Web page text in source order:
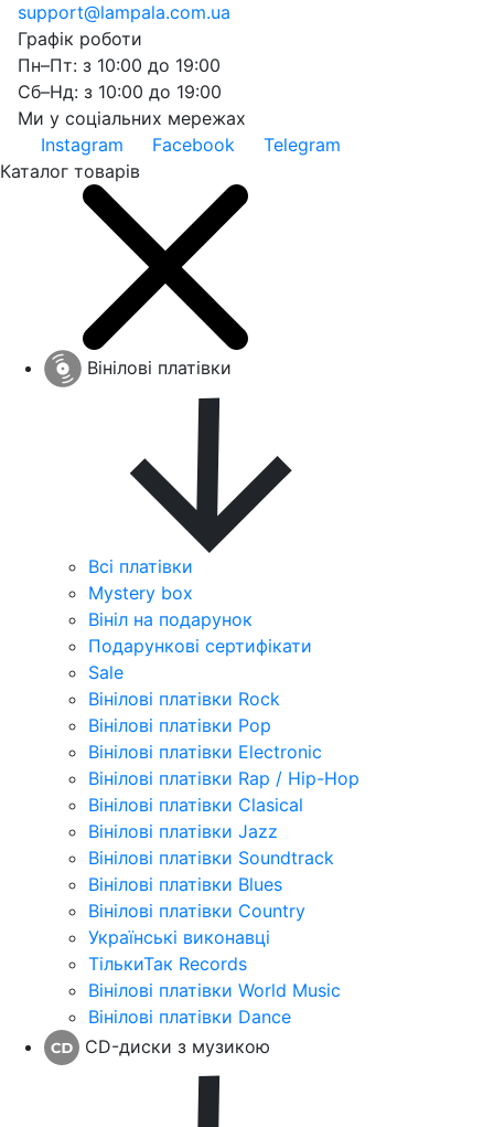
support@lampala.com.ua
Графік роботи
Пн–Пт: з 10:00 до 19:00
Сб–Нд: з 10:00 до 19:00
Ми у соціальних мережах
Instagram
Facebook
Telegram
Каталог товарів
Вінілові платівки
Всі платівки
Mystery box
Вініл на подарунок
Подарункові сертифікати
Sale
Вінілові платівки Rock
Вінілові платівки Pop
Вінілові платівки Electronic
Вінілові платівки Rap / Hip-Hop
Вінілові платівки Clasical
Вінілові платівки Jazz
Вінілові платівки Soundtrack
Вінілові платівки Blues
Вінілові платівки Country
Українські виконавці
ТількиТак Records
Вінілові платівки World Music
Вінілові платівки Dance
CD-диски з музикою